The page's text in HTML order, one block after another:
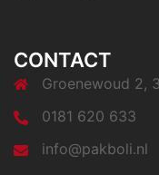
CONTACT
Groenewoud 2,
0181 620 633
info@pakboli.nl